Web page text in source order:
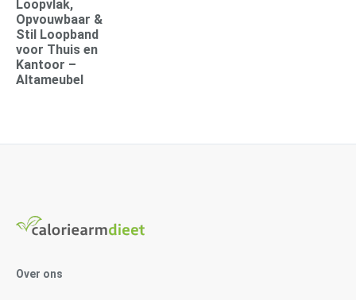
Loopvlak,
Opvouwbaar &
Stil Loopband
voor Thuis en
Kantoor –
Altameubel
Over ons